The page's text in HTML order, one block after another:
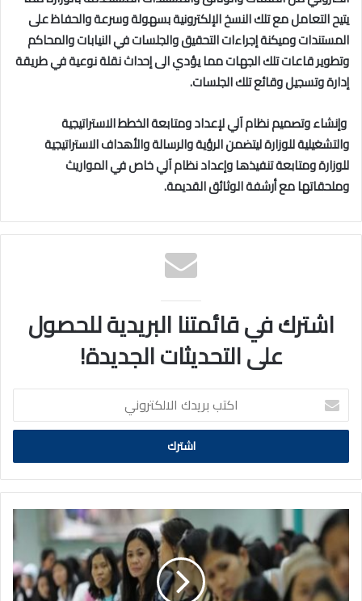
يتيح التعامل مع تلك النسخ الإلكترونيةبسهولة وسرعة والحفاظ على
المستندات وميكنة إجراءات التحقيق والجلسات في النيابات والمحاكم
وتطويرقاعات تلك الجهات مما يؤدي الى إحداث نقلة نوعية في طريقة
إدارة وتسجيل وقائع تلك الجلسات.
وإنشاءوتصميم نظام آلي لإعداد ومتابعة الخطط الاستراتيجية
والتشغيلية للوزارة ليتضمن الرؤية والرسالة والأهداف الاستراتيجية
للوزارة ومتابعة تنفيذها وإعداد نظام آلي خاص في المواريث
وملحقاتها مع أرشفة الوثائق القديمة.
اشترك في قائمتنا البريدية للحصول
على التحديثات الجديدة!
اكتب
بريدك
الالكتروني
رفع
الحد
الأدنى
للأجر
الشهري